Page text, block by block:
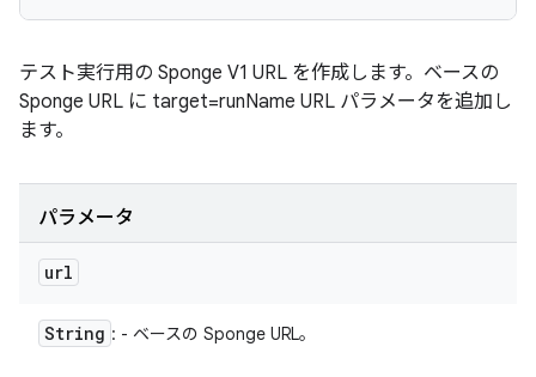
テスト実行用の Sponge V1 URL を作成します。ベースの
Sponge URL に target=runName URL パラメータを追加し
ます。
パラメータ
url
String : - ベースの Sponge URL。